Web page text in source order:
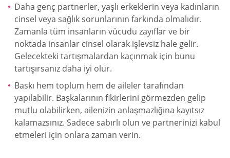
Daha genç partnerler, yaşlı erkeklerin veya kadınların
cinsel veya sağlık sorunlarının farkında olmalıdır.
Zamanla tüm insanların vücudu zayıflar ve bir
noktada insanlar cinsel olarak işlevsiz hale gelir.
Gelecekteki tartışmalardan kaçınmak için bunu
tartışırsanız daha iyi olur.
Baskı hem toplum hem de aileler tarafından
yapılabilir. Başkalarının fikirlerini görmezden gelip
mutlu olabilirken, ailenizin anlaşmazlığına kayıtsız
kalamazsınız. Sadece sabırlı olun ve partnerinizi kabul
etmeleri için onlara zaman verin.